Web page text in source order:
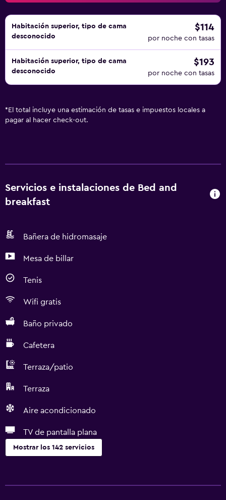
Habitación superior, tipo de cama
desconocido
$114
por noche con tasas
Habitación superior, tipo de cama
desconocido
$193
por noche con tasas
* El total incluye una estimación de tasas e impuestos locales a
pagar al hacer check-out.
Servicios e instalaciones de Bed and
breakfast
Bañera de hidromasaje
Mesa de billar
Tenis
Wifi gratis
Baño privado
Cafetera
Terraza/patio
Terraza
Aire acondicionado
TV de pantalla plana
Mostrar los 142 servicios
Pesca